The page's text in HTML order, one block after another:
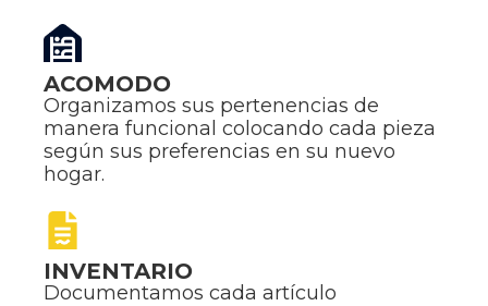
ACOMODO
Organizamos sus pertenencias de
manera funcional colocando cada pieza
según sus preferencias en su nuevo
hogar.
INVENTARIO
Documentamos cada artículo